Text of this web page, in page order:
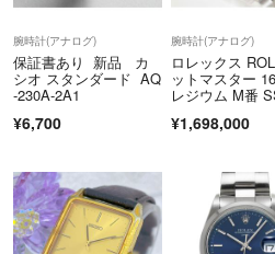
腕時計(アナログ)
保証書あり 新品 カ
シオ スタンダード AQ
-230A-2A1
¥6,700
腕時計(アナログ)
ロレックス
ットマスター
レジウム M番
計
¥1,698,000